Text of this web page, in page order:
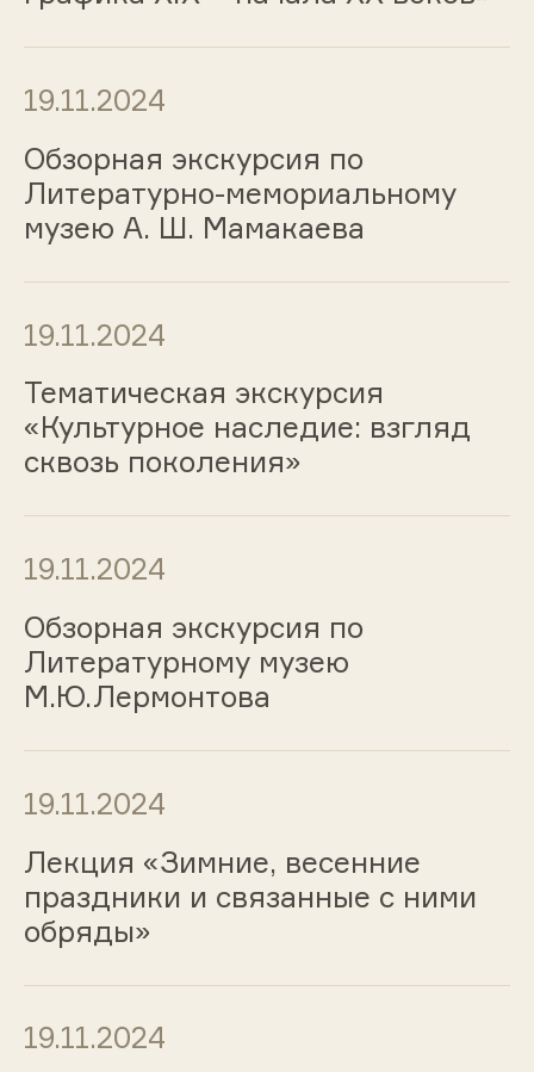
19.11.2024
Обзорная экскурсия по
Литературно-мемориальному
музею А. Ш. Мамакаева
19.11.2024
Тематическая экскурсия
«Культурное наследие: взгляд
сквозь поколения»
19.11.2024
Обзорная экскурсия по
Литературному музею
М.Ю.Лермонтова
19.11.2024
Лекция «Зимние, весенние
праздники и связанные с ними
обряды»
19.11.2024